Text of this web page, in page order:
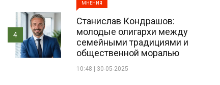
МНЕНИЯ
Станислав Кондрашов:
молодые олигархи между
семейными традициями и
общественной моралью
10:48 | 30-05-2025
4